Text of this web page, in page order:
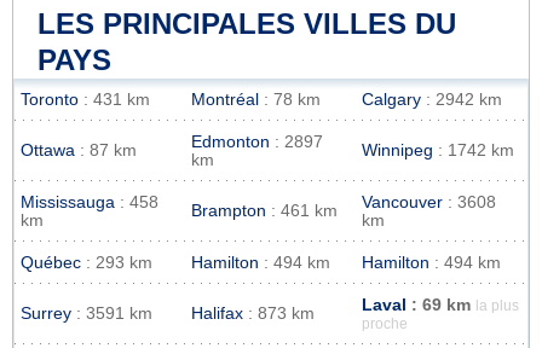
LES PRINCIPALES VILLES DU
PAYS
Toronto : 431 km Montréal : 78 km Calgary : 2942 km
Ottawa : 87 km Edmonton : 2897
km
Winnipeg : 1742 km
Mississauga : 458
km
Brampton : 461 km Vancouver : 3608
km
Québec : 293 km Hamilton : 494 km Hamilton : 494 km
Surrey : 3591 km Halifax : 873 km Laval : 69 km
la plus
proche